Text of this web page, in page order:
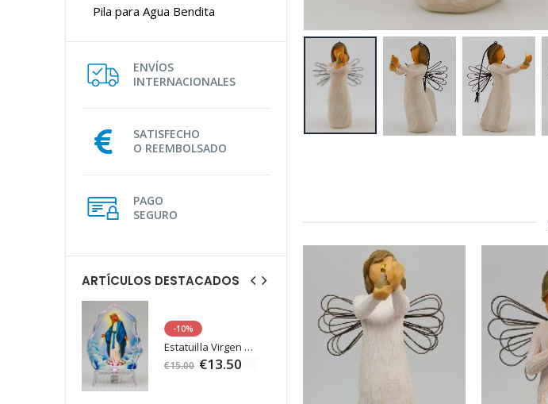
Pila para Agua Bendita
ENVÍOS
INTERNACIONALES
SATISFECHO
O REEMBOLSADO
PAGO
SEGURO
ARTÍCULOS DESTACADOS
-10%
Estatuilla Virgen Milagrosa Luminosa
€15.00 €13.50
-20%